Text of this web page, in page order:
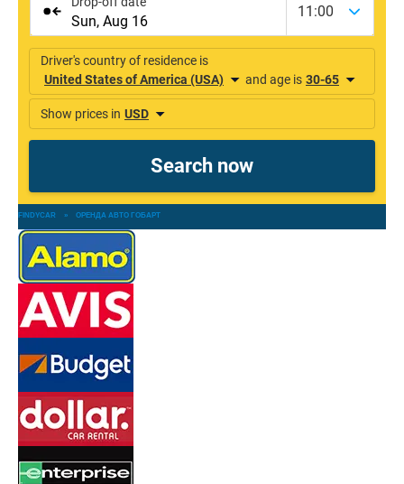
FINDYCAR » ОРЕНДА АВТО ГОБАРТ